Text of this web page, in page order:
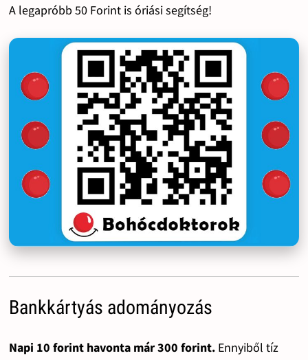
A legapróbb 50 Forint is óriási segítség!
Bankkártyás adományozás
Napi 10 forint havonta már 300 forint.Ennyiből tíz